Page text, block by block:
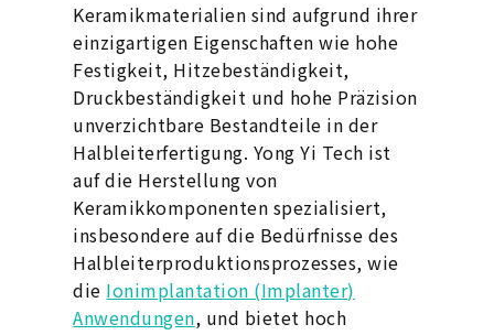
Keramikmaterialien sind aufgrund ihrer
einzigartigen Eigenschaften wie hohe
Festigkeit, Hitzebeständigkeit,
Druckbeständigkeit und hohe Präzision
unverzichtbare Bestandteile in der
Halbleiterfertigung. Yong Yi Tech ist
auf die Herstellung von
Keramikkomponenten spezialisiert,
insbesondere auf die Bedürfnisse des
Halbleiterproduktionsprozesses, wie
die Ionimplantation (Implanter)
Anwendungen, und bietet hoch